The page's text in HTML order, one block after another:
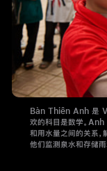
Bàn Thiên Anh 是
欢的科目是数学。Anh
和用水量之间的关系
他们监测泉水和存储雨